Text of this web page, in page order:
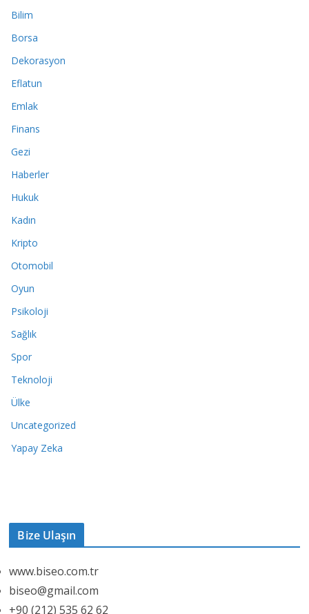
Bilim
Borsa
Dekorasyon
Eflatun
Emlak
Finans
Gezi
Haberler
Hukuk
Kadın
Kripto
Otomobil
Oyun
Psikoloji
Sağlık
Spor
Teknoloji
Ülke
Uncategorized
Yapay Zeka
Bize Ulaşın
www.biseo.com.tr
biseo@gmail.com
+90 (212) 535 62 62